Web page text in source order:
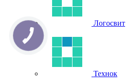
Логосвит
Технок